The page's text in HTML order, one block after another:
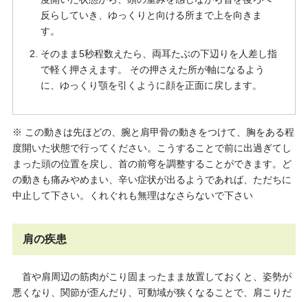
反らしていき、ゆっくりと向ける所まで上を向きま
す。
そのまま5秒程数えたら、両耳たぶの下辺りを人差し指
で軽く押さえます。 その押さえた所が軸になるよう
に、ゆっくり顎を引くように顔を正面に戻します。
※ この動きは先ほどの、腕と肩甲骨の動きをつけて、胸をある程
度開いた状態で行ってください。こうすることで前に出過ぎてし
まった頭の位置を戻し、首の前弯を調整することができます。ど
の動きも痛みやめまい、辛い症状が出るようであれば、ただちに
中止して下さい。くれぐれも無理はなさらないで下さい
肩の疾患
首や肩周辺の筋肉がこり固まったまま放置しておくと、姿勢が
悪くなり、関節が歪んだり、可動域が狭くなることで、肩こりだ